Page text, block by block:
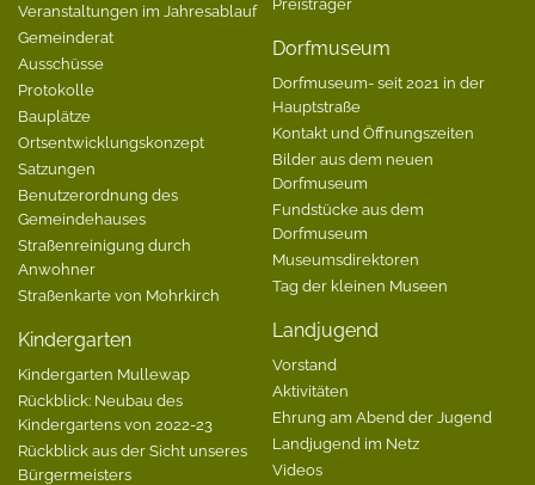
Veranstaltungen im Jahresablauf
Gemeinderat
Ausschüsse
Protokolle
Bauplätze
Ortsentwicklungskonzept
Satzungen
Benutzerordnung des
Gemeindehauses
Straßenreinigung durch
Anwohner
Straßenkarte von Mohrkirch
Kindergarten
Kindergarten Mullewap
Rückblick: Neubau des
Kindergartens von 2022-23
Rückblick aus der Sicht unseres
Bürgermeisters
Dorfmuseum
Dorfmuseum- seit 2021 in der
Hauptstraße
Kontakt und Öffnungszeiten
Bilder aus dem neuen
Dorfmuseum
Fundstücke aus dem
Dorfmuseum
Museumsdirektoren
Tag der kleinen Museen
Landjugend
Vorstand
Aktivitäten
Ehrung am Abend der Jugend
Landjugend im Netz
Videos